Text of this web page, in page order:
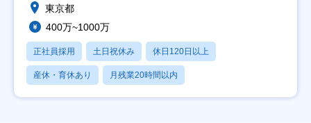
東京都
400万~1000万
正社員採用 土日祝休み 休日120日以上
産休・育休あり 月残業20時間以内